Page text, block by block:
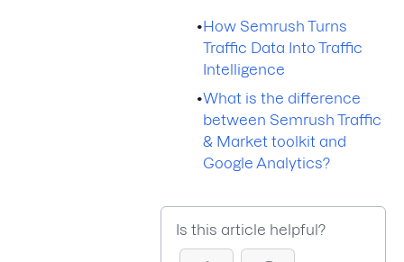
•How Semrush Turns
Traffic Data Into Traffic
Intelligence
•What is the difference
between Semrush Traffic
& Market toolkit and
Google Analytics?
Is this article helpful?